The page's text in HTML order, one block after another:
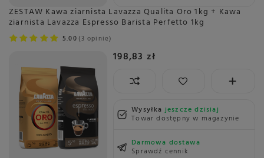
ZESTAW Kawa ziarnista Lavazza Qualita Oro 1kg + Kawa
ziarnista Lavazza Espresso Barista Perfetto 1kg
5.00 3 opinie
198,83 zł
Wysyłkajeszcze dzisiaj
Towar dostępny w magazynie
Darmowa dostawa
Sprawdź cennik